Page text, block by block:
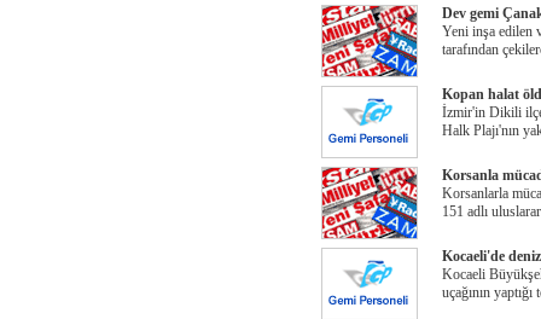
Dev gemi
Yeni inşa edilen
tarafından
Kopan halat
İzmir'in Dikili
Halk Plajı'nın
Korsanla
Korsanlarla
151 adlı
Kocaeli'de
Kocaeli
uçağının